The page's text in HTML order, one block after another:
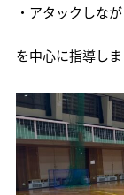
・アタックしな
を中心に指導しま